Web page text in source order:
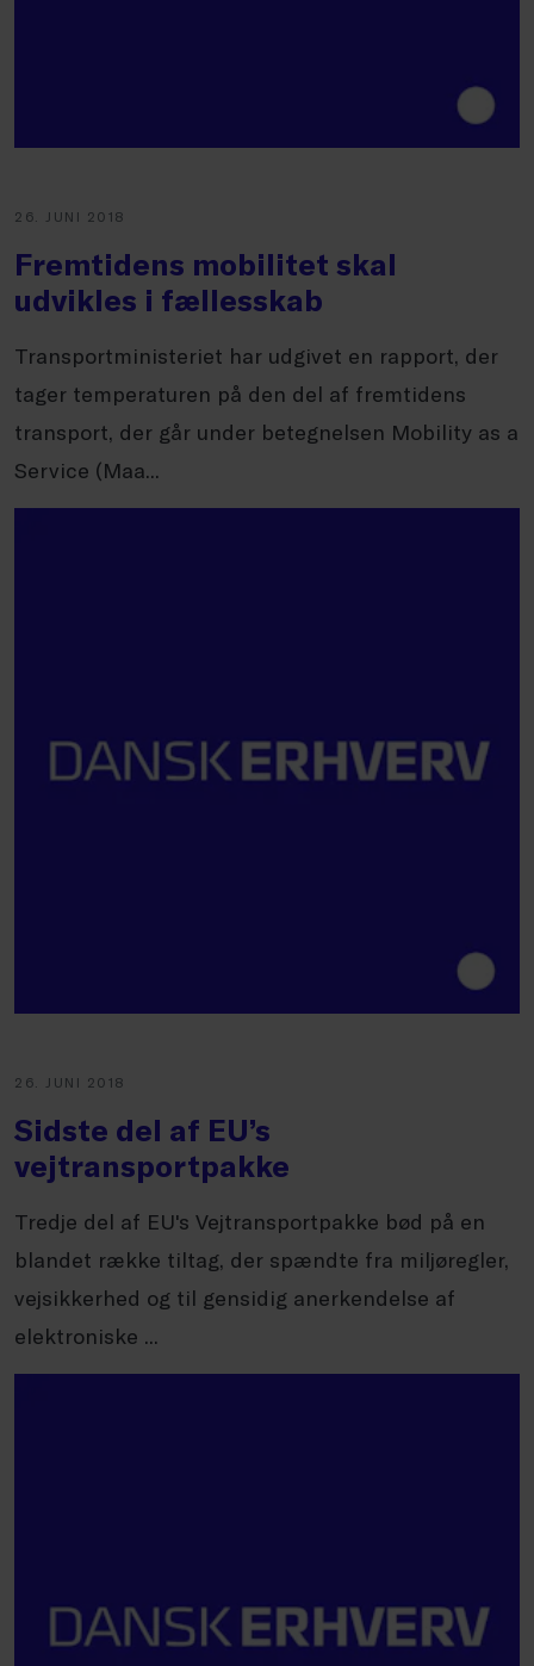
26. JUNI 2018
Fremtidens mobilitet skal
udvikles i fællesskab
Transportministeriet har udgivet en rapport, der
tager temperaturen på den del af fremtidens
transport, der går under betegnelsen Mobility as a
Service (Maa...
26. JUNI 2018
Sidste del af EU’s
vejtransportpakke
Tredje del af EU's Vejtransportpakke bød på en
blandet række tiltag, der spændte fra miljøregler,
vejsikkerhed og til gensidig anerkendelse af
elektroniske ...